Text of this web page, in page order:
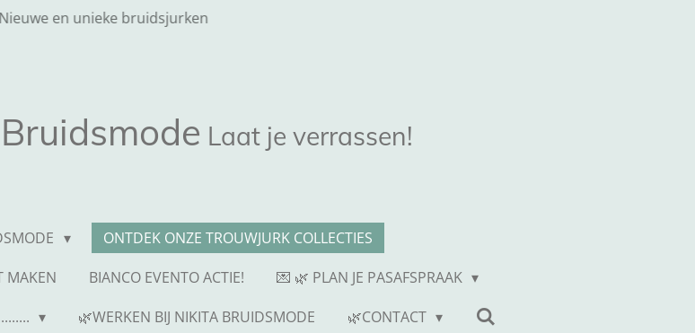
Nieuwe en unieke bruidsjurken
Bruidsmode Laat je verrassen!
ONTDEK ONZE TROUWJURK COLLECTIES
MAKEN
BIANCO EVENTO ACTIE!
💌 🌿 PLAN JE PASAFSPRAAK
🌿WERKEN BIJ NIKITA BRUIDSMODE 🌿CONTACT